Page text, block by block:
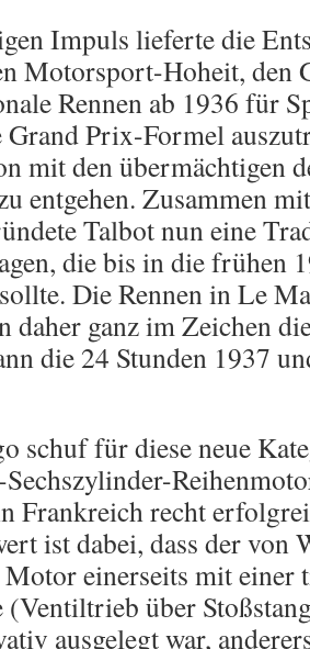
Impuls lieferte die
Motorsport-Hoheit, den
Rennen ab 1936 für
Prix-Formel
mit den übermächtigen
entgehen. Zusammen
Talbot nun eine
die bis in die frühen
Die Rennen in Le
daher ganz im Zeichen
die 24 Stunden 1937
schuf für diese neue
Frankreich recht
ist dabei, dass der von
einerseits mit einer
(Ventiltrieb über
ausgelegt war,